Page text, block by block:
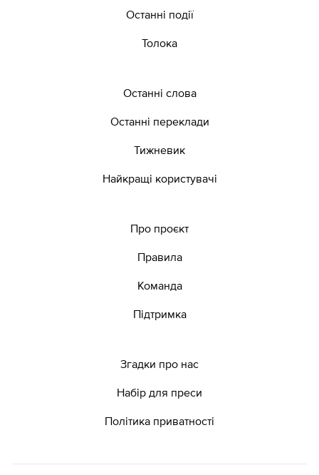
Останні події
Толока
Останні слова
Останні переклади
Тижневик
Найкращі користувачі
Про проєкт
Правила
Команда
Підтримка
Згадки про нас
Набір для преси
Політика приватності